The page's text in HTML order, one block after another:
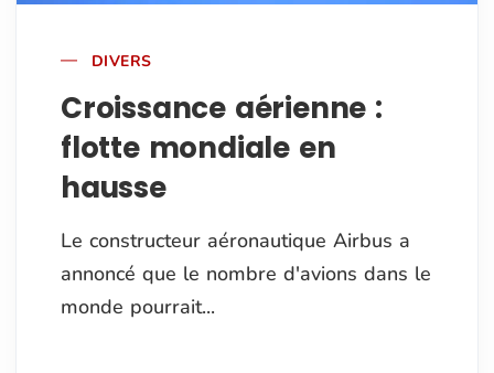
DIVERS
Croissance aérienne :
flotte mondiale en
hausse
Le constructeur aéronautique Airbus a
annoncé que le nombre d'avions dans le
monde pourrait...